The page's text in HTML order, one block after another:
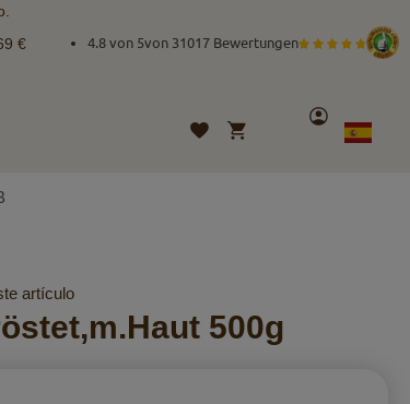
€ 4.8 von 5von 31017 Bewertungen
Lista
Mi cesta
Cuenta
Lenguaje
Spanish
artículo
500g